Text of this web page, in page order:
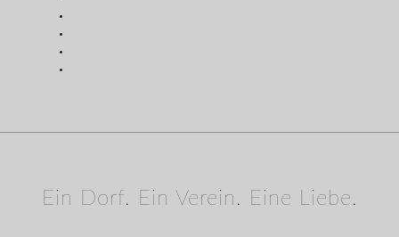
Ein Dorf. Ein Verein. Eine Liebe.